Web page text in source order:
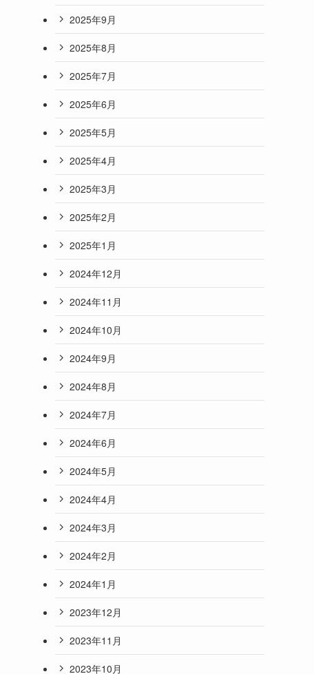
2025年9月
2025年8月
2025年7月
2025年6月
2025年5月
2025年4月
2025年3月
2025年2月
2025年1月
2024年12月
2024年11月
2024年10月
2024年9月
2024年8月
2024年7月
2024年6月
2024年5月
2024年4月
2024年3月
2024年2月
2024年1月
2023年12月
2023年11月
2023年10月